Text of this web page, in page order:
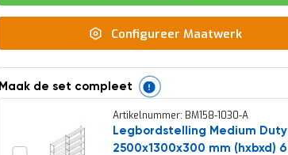
Configureer Maatwerk
Maak de set compleet
Artikelnummer: BM158-1030-A
Legbordstelling Medium Duty
2500x1300x300 mm (hxbxd) 6